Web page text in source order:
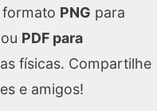
PNG para
PDF para
físicas. Compartilhe
e amigos!